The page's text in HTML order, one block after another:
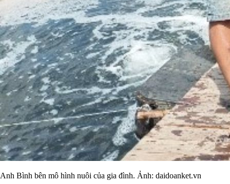
Anh Bình bên mô hình nuôi của gia đình. Ảnh: daidoanket.vn